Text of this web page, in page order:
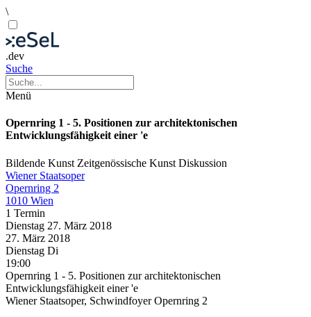
\
.dev
Suche
Menü
Opernring 1 - 5. Positionen zur architektonischen
Entwicklungsfähigkeit einer 'e
Bildende Kunst Zeitgenössische Kunst Diskussion
Wiener Staatsoper
Opernring 2
1010 Wien
1 Termin
Dienstag 27. März 2018
27. März 2018
Dienstag Di
19:00
Opernring 1 - 5. Positionen zur architektonischen
Entwicklungsfähigkeit einer 'e
Wiener Staatsoper, Schwindfoyer Opernring 2